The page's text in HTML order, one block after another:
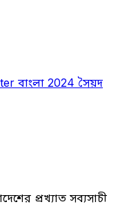
বাংলা 2024 সৈয়দ
প্রখ্যাত সব্যসাচী